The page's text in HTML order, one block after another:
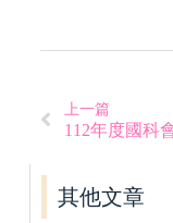
上一篇
其他文章